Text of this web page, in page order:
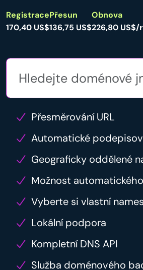
Registrace
170,40 US$
Přesun
136,75 US$
Obnova
226,80 US$/
Přesměrování URL
Automatické
Geograficky oddělené
Možnost
Vyberte si vlastní
Lokální podpora
Kompletní DNS API
Služba doménového